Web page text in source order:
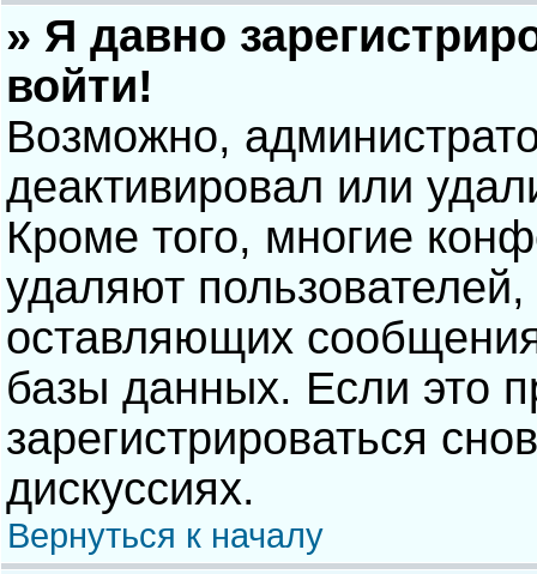
» Я давно
войти!
Возможно,
деактивировал или
Кроме того, многие
удаляют
оставляющих
базы данных. Если это
зарегистрироваться
дискуссиях.
Вернуться к началу